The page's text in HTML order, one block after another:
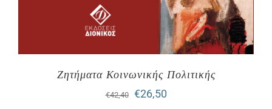
Ζητήματα Κοινωνικής Πολιτικής
€42,40
Original
€26,50Η